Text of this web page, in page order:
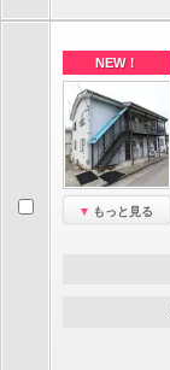
NEW！
もっと見る